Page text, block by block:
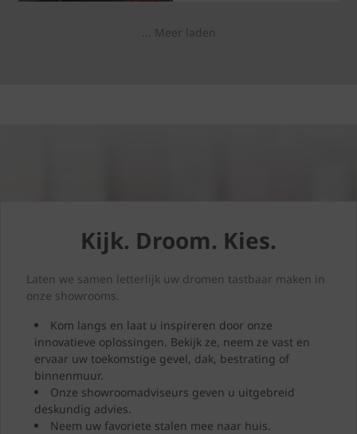
doorsnee woning zijn naar
een dakrenovatie, welke
keuzes u moet maken en
toekomstbestendig maakt.
... Meer laden
Kijk. Droom. Kies.
Laten we samen letterlijk uw dromen tastbaar maken in
onze showrooms.
Kom langs en laat u inspireren door onze
innovatieve oplossingen. Bekijk ze, neem ze vast en
ervaar uw toekomstige gevel, dak, bestrating of
binnenmuur.
Onze showroomadviseurs geven u uitgebreid
deskundig advies.
Neem uw favoriete stalen mee naar huis.